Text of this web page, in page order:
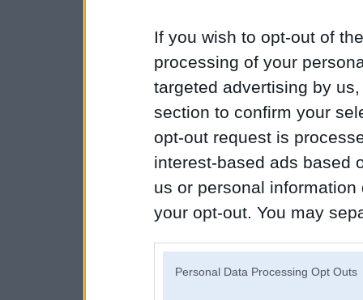
If you wish to opt-out of
processing of your
targeted advertising by
section to confirm your
opt-out request is
interest-based ads based
us or personal
your opt-out. You may
Personal Data Processing Opt Outs